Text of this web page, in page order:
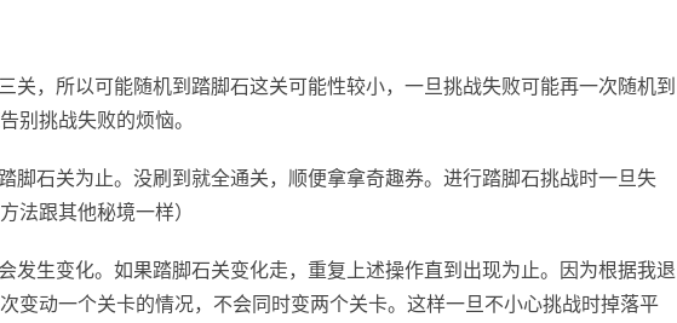
关，所以可能随机到踏脚石这关可能性较小，一旦挑战失败可能再一次随机到
别挑战失败的烦恼。
脚石关为止。没刷到就全通关，顺便拿拿奇趣券。进行踏脚石挑战时一旦失
法跟其他秘境一样）
发生变化。如果踏脚石关变化走，重复上述操作直到出现为止。因为根据我退
变动一个关卡的情况，不会同时变两个关卡。这样一旦不小心挑战时掉落平